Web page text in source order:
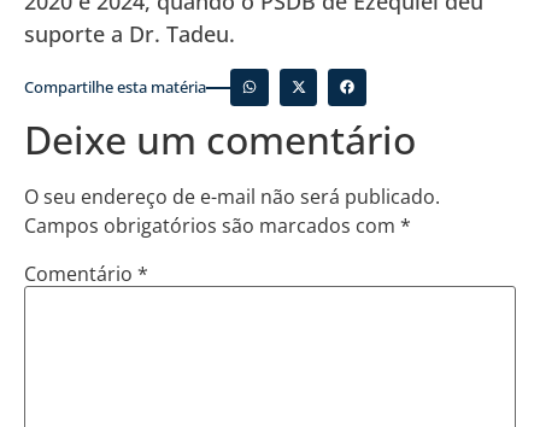
suporte a Dr. Tadeu.
Compartilhe esta matéria
Deixe um comentário
O seu endereço de e-mail não será publicado.
Campos obrigatórios são marcados com *
Comentário *